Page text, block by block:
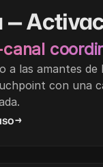
—
a las amantes de
con una
→